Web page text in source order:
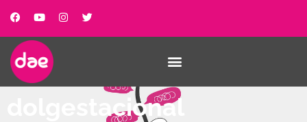
dolgestacional